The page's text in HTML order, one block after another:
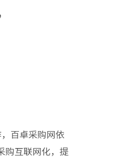
百卓采购网依
购互联网化，提